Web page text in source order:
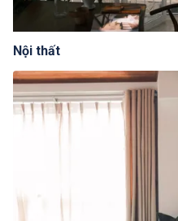
Nội thất